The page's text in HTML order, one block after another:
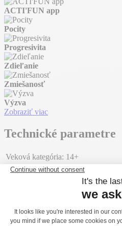
ACTI'FUN app
Pocity
Progresivita
Zdieľanie
Zmiešanosť
Výzva
Zobraziť viac
Technické parametre
Veková kategória: 14+
Počet hráčov:
9 hráčov
1,70 m
5,26 x 3,26 x
Montáž zariadenia